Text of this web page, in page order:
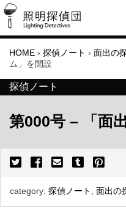
HOME › 探偵ノート › 面出の
ム」を開設
探偵ノート
第000号 – 「面
category: 探偵ノート , 面出の